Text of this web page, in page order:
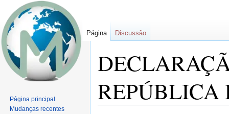
REPÚBLICA
Página Discussão
Página principal
Mudanças recentes